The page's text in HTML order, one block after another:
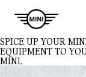
SPICE UP YOUR
EQUIPMENT TO
MINI.